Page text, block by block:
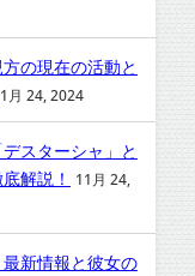
の現在の活動と
月 24, 2024
スターシャ」と
解説！
11月 24,
新情報と彼女の